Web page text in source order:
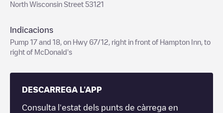
North Wisconsin Street 53121
Indicacions
Pump 17 and 18, on Hwy 67/12, right in front of Hampton Inn, to
right of McDonald's
DESCARREGA L'APP
Consulta l'estat dels punts de càrrega en